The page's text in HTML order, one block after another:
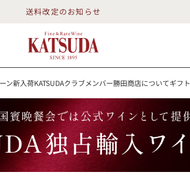
送料改定のお知らせ
ン新入荷KATSUDAクラブメンバー勝田商店についてギフト
送料改定のお知らせ
入荷KATSUDAクラブメンバー勝田商店について
スパークリング ロゼワイン RP100点